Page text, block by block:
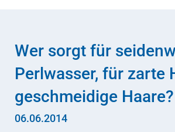
Wer sorgt für
Perlwasser, für zarte
geschmeidige Haare?
06.06.2014